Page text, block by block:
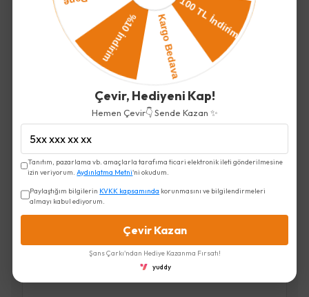
Tamamlayıcı Ürünler
Renkli Şekerli Leblebi
150.00 TL
Çevir, Hediyeni Kap!
Hemen Çevir👇 Sende Kazan ✨
Tanıtım, pazarlama vb. amaçlarla tarafıma ticari elektronik ileti gönderilmesine
izin veriyorum.Aydınlatma Metni'ni okudum.
Paylaştığım bilgilerin KVKK kapsamında korunmasını ve bilgilendirmeleri
almayı kabul ediyorum.
Çevir Kazan
Şans Çarkı'ndan Hediye Kazanma Fırsatı!
yuddy